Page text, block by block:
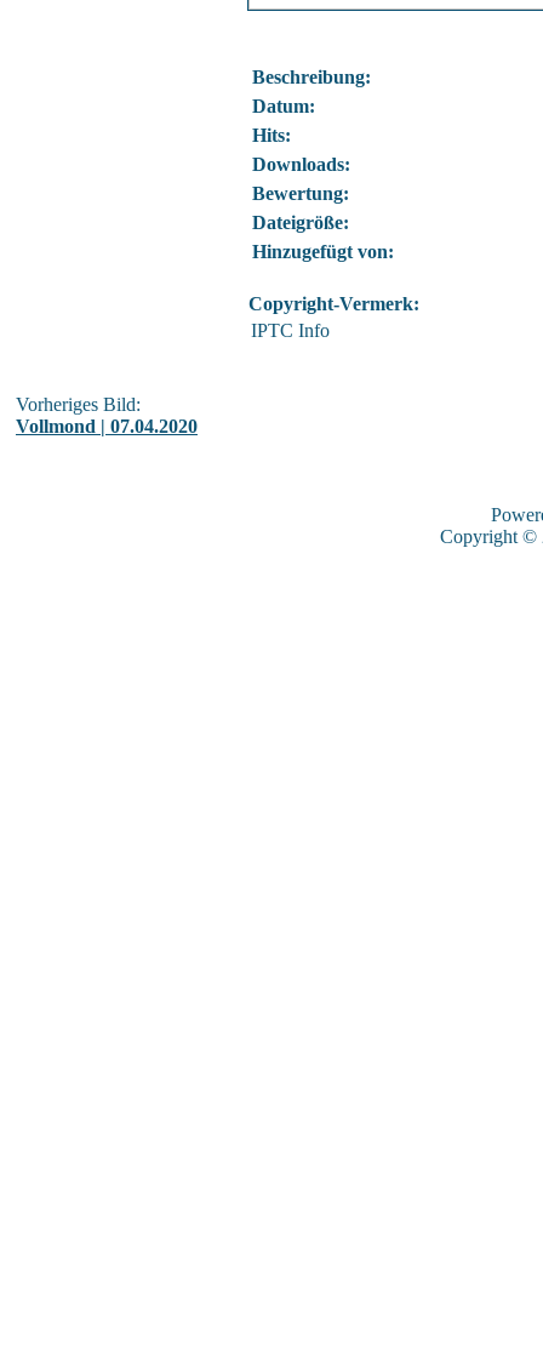
Beschreibung:
Datum:
Hits:
Downloads:
Bewertung:
Dateigröße:
Hinzugefügt von:
Copyright-Vermerk:
IPTC Info
Vorheriges Bild:
Vollmond | 07.04.2020
Copyright ©